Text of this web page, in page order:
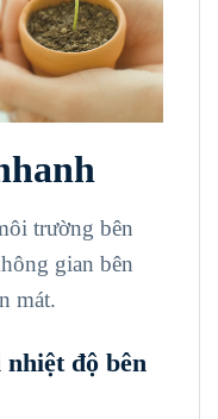
trường bên
gian bên
mát.
độ bên